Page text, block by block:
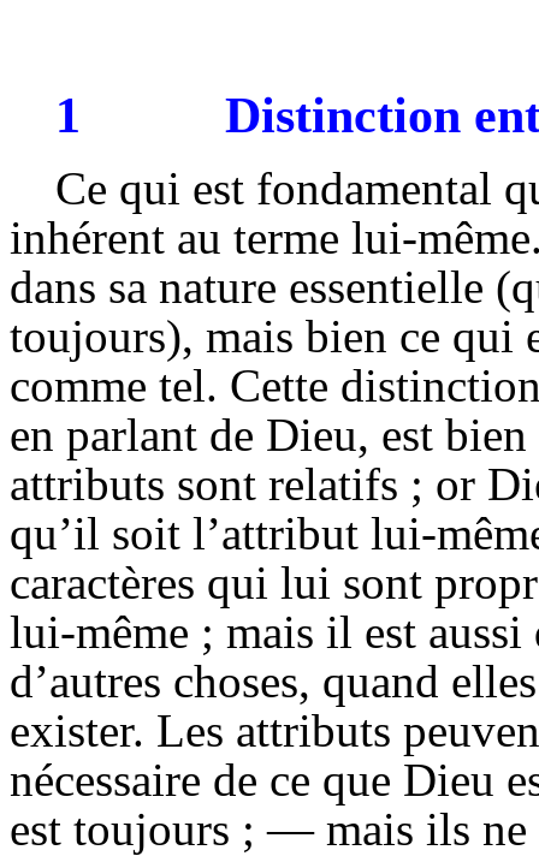
1 Distinction
Ce qui est fondamental
inhérent au terme lui-
dans sa nature essentielle
toujours), mais bien ce qui
comme tel. Cette
en parlant de Dieu, est
attributs sont relatifs ; or
qu’il soit l’attribut lui-
caractères qui lui sont
lui-même ; mais il est
d’autres choses, quand
exister. Les attributs
nécessaire de ce que Dieu
est toujours ; — mais ils ne